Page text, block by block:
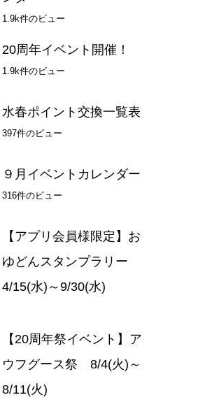
1.9k件のビュー
20周年イベント開催！
1.9k件のビュー
水春ポイント交換一覧表
397件のビュー
９月イベントカレンダー
316件のビュー
【アプリ会員様限定】お
ゆどんスタンプラリー
4/15(水)～9/30(水)
【20周年祭イベント】ア
ウフグース祭 8/4(火)～
8/11(火)